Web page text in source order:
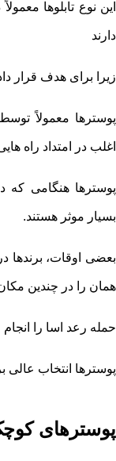
این نوع تابلوها
دارند
زیرا برای هدف قرار
پوسترها معمولاً
اغلب در امتداد راه
پوسترها هنگامی که
بسیار موثر هستند.
بعضی اوقات، برندها
همان را در چندین
حمله رعد اسا را
پوسترها انتخاب عالی
پوسترهای